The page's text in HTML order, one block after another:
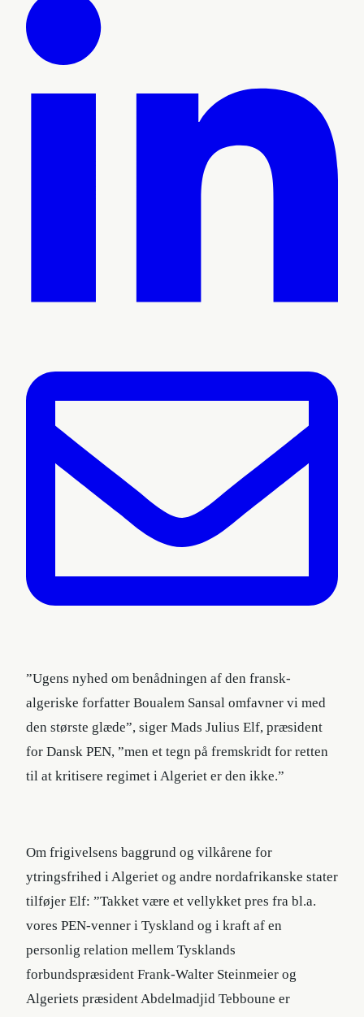
”Ugens nyhed om benådningen af den fransk-
algeriske forfatter Boualem Sansal omfavner vi med
den største glæde”, siger Mads Julius Elf, præsident
for Dansk PEN, ”men et tegn på fremskridt for retten
til at kritisere regimet i Algeriet er den ikke.”
Om frigivelsens baggrund og vilkårene for
ytringsfrihed i Algeriet og andre nordafrikanske stater
tilføjer Elf: ”Takket være et vellykket pres fra bl.a.
vores PEN-venner i Tyskland og i kraft af en
personlig relation mellem Tysklands
forbundspræsident Frank-Walter Steinmeier og
Algeriets præsident Abdelmadjid Tebboune er